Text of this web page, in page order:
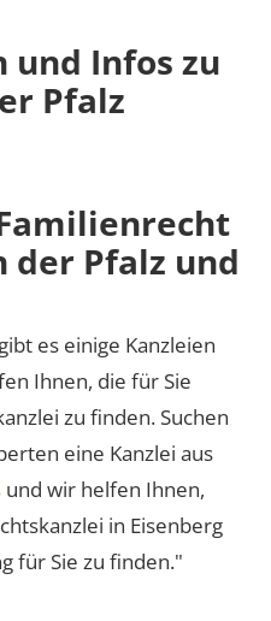
und Infos zu
Pfalz
der Pfalz und
es einige Kanzleien
Ihnen, die für Sie
zu finden. Suchen
eine Kanzlei aus
und wir helfen Ihnen,
in Eisenberg
für Sie zu finden."